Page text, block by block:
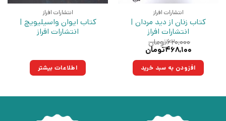
انتشارات افراز
کتاب زنان از دید مردان |
انتشارات افراز
۶۲۰,۰۰۰تومان
قیمت
۶۲۰,۰۰۰تومان
بود.
۴۶۸,۱۰۰تومان
۴۶۸,۱۰۰تومان.افزودن به سبد خرید
انتشارات افراز
کتاب ایوان واسیلیویچ |
انتشارات افراز
اطلاعات بیشتر